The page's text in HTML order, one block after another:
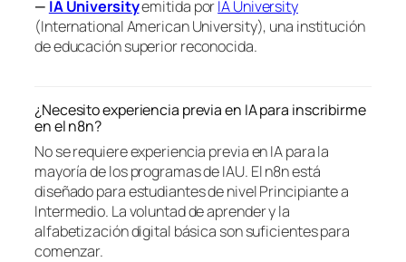
— IA Universityemitida porIA University
(International American University), una institución
de educación superior reconocida.
¿Necesito experiencia previa en IA para inscribirme
en el n8n?
No se requiere experiencia previa en IA para la
mayoría de los programas de IAU. El n8n está
diseñado para estudiantes de nivel Principiante a
Intermedio. La voluntad de aprender y la
alfabetización digital básica son suficientes para
comenzar.